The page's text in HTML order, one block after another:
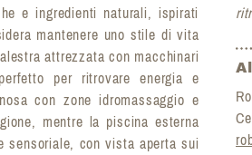
e ingredienti naturali, ispirati
mantenere uno stile di vita
attrezzata con macchinari
per ritrovare energia e
con zone idromassaggio e
mentre la piscina esterna
sensoriale, con vista aperta sui